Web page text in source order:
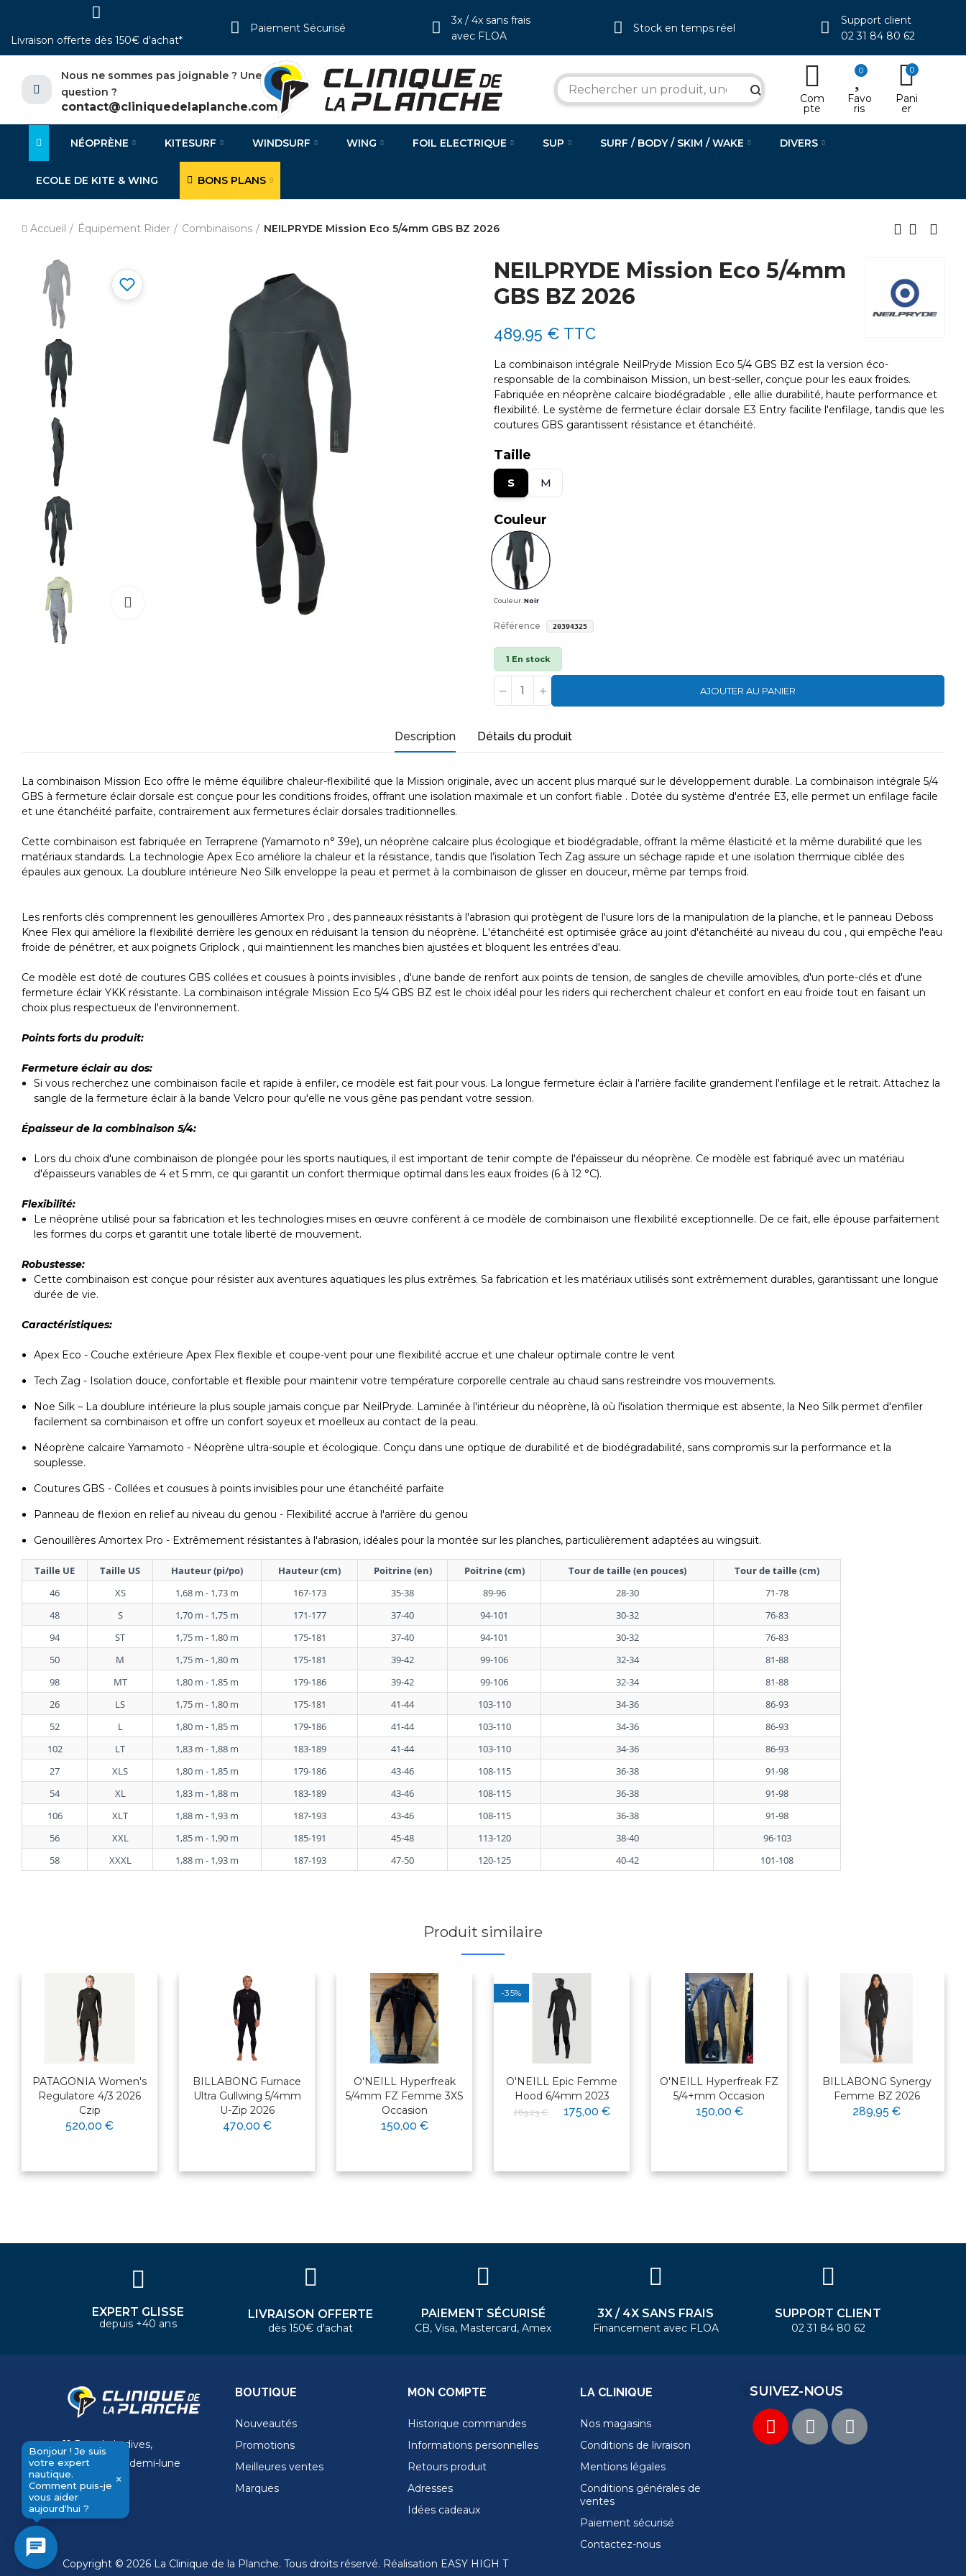
Livraison offerte dès 150€ d'achat*
Paiement Sécurisé
3x / 4x sans frais
avec FLOA
Stock en temps réel
Support client
02 31 84 80 62
Nous ne sommes pas joignable ? Une
question ?
contact@cliniquedelaplanche.com
search Com
pte
0
Favo
ris
0
Pani
er
NÉOPRÈNE KITESURF WINDSURF WING FOIL ELECTRIQUE SUP SURF / BODY / SKIM / WAKE DIVERS
ECOLE DE KITE & WING BONS PLANS
Accueil Équipement Rider Combinaisons NEILPRYDE Mission Eco 5/4mm GBS BZ 2026
NEILPRYDE Mission Eco 5/4mm
GBS BZ 2026
489,95 € TTC
La combinaison intégrale NeilPryde Mission Eco 5/4 GBS BZ est la version éco-
responsable de la combinaison Mission, un best-seller, conçue pour les eaux froides.
Fabriquée en néoprène calcaire biodégradable , elle allie durabilité, haute performance et
flexibilité. Le système de fermeture éclair dorsale E3 Entry facilite l'enfilage, tandis que les
coutures GBS garantissent résistance et étanchéité.
Taille
S M
Couleur
Couleur :Noir
Référence 20394325
1 En stock
AJOUTER AU PANIER
Description Détails du produit
La combinaison Mission Eco offre le même équilibre chaleur-flexibilité que la Mission originale, avec un accent plus marqué sur le développement durable. La combinaison intégrale 5/4
GBS à fermeture éclair dorsale est conçue pour les conditions froides, offrant une isolation maximale et un confort fiable . Dotée du système d'entrée E3, elle permet un enfilage facile
et une étanchéité parfaite, contrairement aux fermetures éclair dorsales traditionnelles.
Cette combinaison est fabriquée en Terraprene (Yamamoto n° 39e), un néoprène calcaire plus écologique et biodégradable, offrant la même élasticité et la même durabilité que les
matériaux standards. La technologie Apex Eco améliore la chaleur et la résistance, tandis que l’isolation Tech Zag assure un séchage rapide et une isolation thermique ciblée des
épaules aux genoux. La doublure intérieure Neo Silk enveloppe la peau et permet à la combinaison de glisser en douceur, même par temps froid.
Les renforts clés comprennent les genouillères Amortex Pro , des panneaux résistants à l'abrasion qui protègent de l'usure lors de la manipulation de la planche, et le panneau Deboss
Knee Flex qui améliore la flexibilité derrière les genoux en réduisant la tension du néoprène. L'étanchéité est optimisée grâce au joint d'étanchéité au niveau du cou , qui empêche l'eau
froide de pénétrer, et aux poignets Griplock , qui maintiennent les manches bien ajustées et bloquent les entrées d'eau.
Ce modèle est doté de coutures GBS collées et cousues à points invisibles , d'une bande de renfort aux points de tension, de sangles de cheville amovibles, d'un porte-clés et d'une
fermeture éclair YKK résistante. La combinaison intégrale Mission Eco 5/4 GBS BZ est le choix idéal pour les riders qui recherchent chaleur et confort en eau froide tout en faisant un
choix plus respectueux de l'environnement.
Points forts du produit:
Fermeture éclair au dos:
Si vous recherchez une combinaison facile et rapide à enfiler, ce modèle est fait pour vous. La longue fermeture éclair à l'arrière facilite grandement l'enfilage et le retrait. Attachez la
sangle de la fermeture éclair à la bande Velcro pour qu'elle ne vous gêne pas pendant votre session.
Épaisseur de la combinaison 5/4:
Lors du choix d'une combinaison de plongée pour les sports nautiques, il est important de tenir compte de l'épaisseur du néoprène. Ce modèle est fabriqué avec un matériau
d'épaisseurs variables de 4 et 5 mm, ce qui garantit un confort thermique optimal dans les eaux froides (6 à 12 °C).
Flexibilité:
Le néoprène utilisé pour sa fabrication et les technologies mises en œuvre confèrent à ce modèle de combinaison une flexibilité exceptionnelle. De ce fait, elle épouse parfaitement
les formes du corps et garantit une totale liberté de mouvement.
Robustesse:
Cette combinaison est conçue pour résister aux aventures aquatiques les plus extrêmes. Sa fabrication et les matériaux utilisés sont extrêmement durables, garantissant une longue
durée de vie.
Caractéristiques:
Apex Eco - Couche extérieure Apex Flex flexible et coupe-vent pour une flexibilité accrue et une chaleur optimale contre le vent
Tech Zag - Isolation douce, confortable et flexible pour maintenir votre température corporelle centrale au chaud sans restreindre vos mouvements.
Noe Silk – La doublure intérieure la plus souple jamais conçue par NeilPryde. Laminée à l'intérieur du néoprène, là où l'isolation thermique est absente, la Neo Silk permet d'enfiler
facilement sa combinaison et offre un confort soyeux et moelleux au contact de la peau.
Néoprène calcaire Yamamoto - Néoprène ultra-souple et écologique. Conçu dans une optique de durabilité et de biodégradabilité, sans compromis sur la performance et la
souplesse.
Coutures GBS - Collées et cousues à points invisibles pour une étanchéité parfaite
Panneau de flexion en relief au niveau du genou - Flexibilité accrue à l'arrière du genou
Genouillères Amortex Pro - Extrêmement résistantes à l'abrasion, idéales pour la montée sur les planches, particulièrement adaptées au wingsuit.
Taille UE Taille US Hauteur (pi/po) Hauteur (cm) Poitrine (en) Poitrine (cm) Tour de taille (en pouces)
Tour de taille (cm)
46
XS 1,68 m - 1,73 m 167-173 35-38 89-96 28-30
71-78
48
S 1,70 m - 1,75 m 171-177 37-40 94-101 30-32
76-83
94
ST 1,75 m - 1,80 m 175-181 37-40 94-101 30-32
76-83
50
M 1,75 m - 1,80 m 175-181 39-42 99-106 32-34
81-88
98
MT 1,80 m - 1,85 m 179-186 39-42 99-106 32-34
81-88
26
LS 1,75 m - 1,80 m 175-181 41-44 103-110 34-36
86-93
52
L 1,80 m - 1,85 m 179-186 41-44 103-110 34-36
86-93
102
LT 1,83 m - 1,88 m 183-189 41-44 103-110 34-36
86-93
27
XLS 1,80 m - 1,85 m 179-186 43-46 108-115 36-38
91-98
54
XL 1,83 m - 1,88 m 183-189 43-46 108-115 36-38
91-98
106
XLT 1,88 m - 1,93 m 187-193 43-46 108-115 36-38
91-98
56
XXL 1,85 m - 1,90 m 185-191 45-48 113-120 38-40
96-103
58
XXXL 1,88 m - 1,93 m 187-193 47-50 120-125 40-42 101-108
Produit similaire
PATAGONIA Women's
Regulatore 4/3 2026
Czip
520,00 €
BILLABONG Furnace
Ultra Gullwing 5/4mm
U-Zip 2026
470,00 €
O'NEILL Hyperfreak
5/4mm FZ Femme 3XS
Occasion
150,00 €
-35%
O'NEILL Epic Femme
Hood 6/4mm 2023
269,23 € 175,00 €
O'NEILL Hyperfreak FZ
5/4+mm Occasion
150,00 €
BILLABONG Synergy
Femme BZ 2026
289,95 €
×
send
Bonjour ! Je suis
votre expert
nautique.
Comment puis-je
vous aider
aujourd'hui ?
×
chat
EXPERT GLISSE
depuis +40 ans
LIVRAISON OFFERTE
dès 150€ d'achat
PAIEMENT SÉCURISÉ
CB, Visa, Mastercard, Amex
3X / 4X SANS FRAIS
Financement avec FLOA
SUPPORT CLIENT
02 31 84 80 62
11 Rue de la dives,
4 Place de la demi-lune
14000 Caen
BOUTIQUE
Nouveautés
Promotions
Meilleures ventes
Marques
MON COMPTE
Historique commandes
Informations personnelles
Retours produit
Adresses
Idées cadeaux
LA CLINIQUE
Nos magasins
Conditions de livraison
Mentions légales
Conditions générales de
ventes
Paiement sécurisé
Contactez-nous
SUIVEZ-NOUS
Copyright © 2026 La Clinique de la Planche. Tous droits réservé. Réalisation EASY HIGH T